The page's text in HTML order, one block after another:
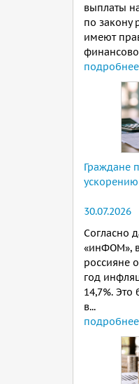
выплаты
по закону
имеют
Граждане
30.07.2026
Согласно
«инФОМ»,
россияне
год
14,7%.
в...